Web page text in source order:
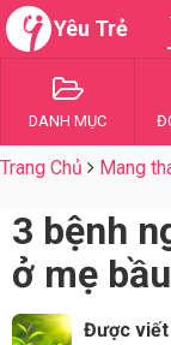
Yêu Trẻ
DANH MỤC
Trang Chủ Mang
3 bệnh
ở mẹ
Được viết